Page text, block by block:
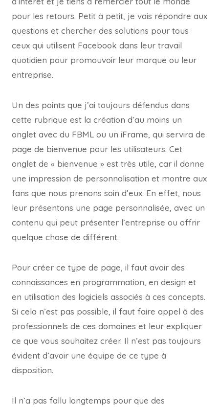
pour les retours. Petit à petit, je vais répondre aux
questions et chercher des solutions pour tous
ceux qui utilisent Facebook dans leur travail
quotidien pour promouvoir leur marque ou leur
entreprise.
Un des points que j’ai toujours défendus dans
cette rubrique est la création d’au moins un
onglet avec du FBML ou un iFrame, qui servira de
page de bienvenue pour les utilisateurs. Cet
onglet de « bienvenue » est très utile, car il donne
une impression de personnalisation et montre aux
fans que nous prenons soin d’eux. En effet, nous
leur présentons une page personnalisée, avec un
contenu qui peut présenter l’entreprise ou offrir
quelque chose de différent.
Pour créer ce type de page, il faut avoir des
connaissances en programmation, en design et
en utilisation des logiciels associés à ces concepts.
Si cela n’est pas possible, il faut faire appel à des
professionnels de ces domaines et leur expliquer
ce que vous souhaitez créer. Il n’est pas toujours
évident d’avoir une équipe de ce type à
disposition.
Il n’a pas fallu longtemps pour que des